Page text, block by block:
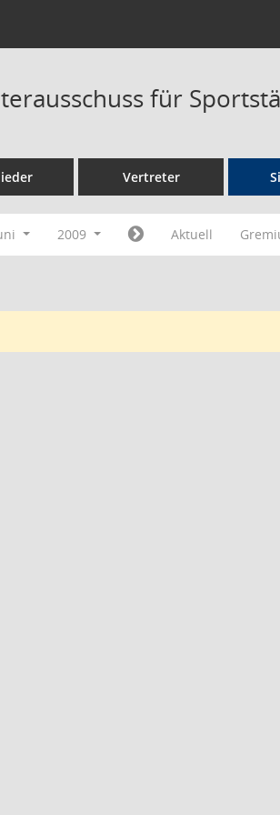
für
Vertreter
2009 Aktuell